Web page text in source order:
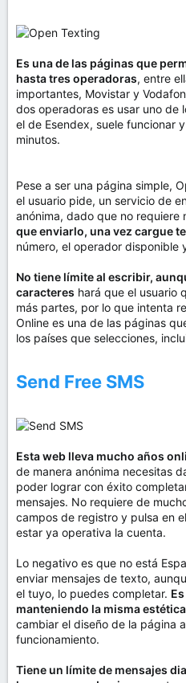
Es una de las páginas que
hasta tres operadoras, entre
importantes, Movistar y
dos operadoras es usar uno de
el de Esendex, suele funcionar
minutos.
Pese a ser una página simple,
el usuario pide, un servicio de
anónima, dado que no requiere
que enviarlo, una vez cargue
número, el operador disponible
No tiene límite al escribir,
caracteres hará que el usuario
más partes, por lo que intenta
Online es una de las páginas
los países que selecciones,
Send Free SMS
Esta web lleva mucho años
de manera anónima necesitas
poder lograr con éxito
mensajes. No requiere de
campos de registro y pulsa en
estar ya operativa la cuenta.
Lo negativo es que no está
enviar mensajes de texto,
el tuyo, lo puedes completar.
manteniendo la misma estética
cambiar el diseño de la página
funcionamiento.
Tiene un límite de mensajes